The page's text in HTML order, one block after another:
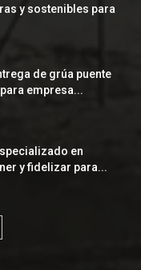
y sostenibles para
de grúa puente
empresa...
en
y fidelizar para...